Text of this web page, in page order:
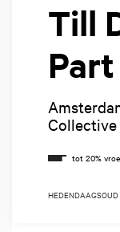
Till
Collective
HEDENDAAGSOUD